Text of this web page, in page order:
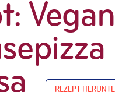
REZEPT